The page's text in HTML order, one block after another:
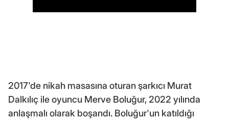
2017'de nikah masasına oturan şarkıcı Murat
Dalkılıç ile oyuncu Merve Boluğur, 2022 yılında
anlaşmalı olarak boşandı. Boluğur'un katıldığı